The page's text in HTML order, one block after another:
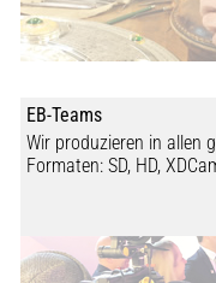
EB-Teams
Wir produzieren in allen
Formaten: SD, HD,